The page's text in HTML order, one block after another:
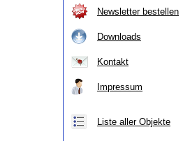
Newsletter bestellen
Downloads
Kontakt
Impressum
Liste aller Objekte